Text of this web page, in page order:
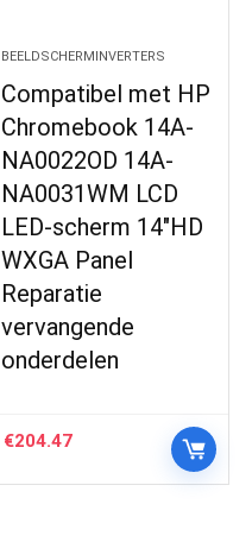
BEELDSCHERMINVERTERS
Compatibel met HP
Chromebook 14A-
NA0022OD 14A-
NA0031WM LCD
LED-scherm 14″HD
WXGA Panel
Reparatie
vervangende
onderdelen
€204.47